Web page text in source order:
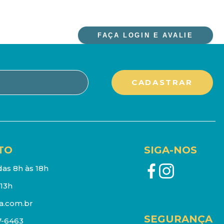
FAÇA LOGIN E AVALIE
8h às 18h
6463
SIGA-NOS
SEGURANÇA